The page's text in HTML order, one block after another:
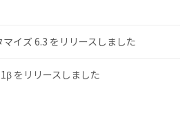
イズ 6.3 をリリースしました
をリリースしました